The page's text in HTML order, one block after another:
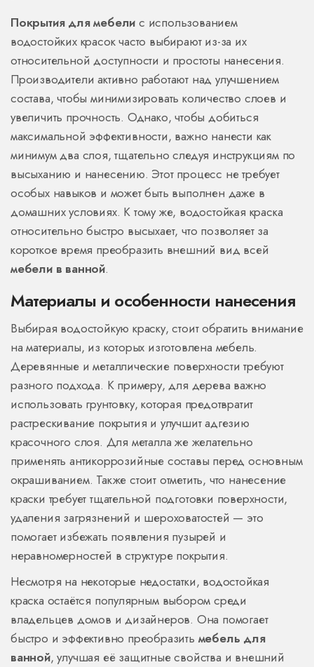
Покрытия для мебели с использованием
водостойких красок часто выбирают из-за их
относительной доступности и простоты нанесения.
Производители активно работают над улучшением
состава, чтобы минимизировать количество слоев и
увеличить прочность. Однако, чтобы добиться
максимальной эффективности, важно нанести как
минимум два слоя, тщательно следуя инструкциям по
высыханию и нанесению. Этот процесс не требует
особых навыков и может быть выполнен даже в
домашних условиях. К тому же, водостойкая краска
относительно быстро высыхает, что позволяет за
короткое время преобразить внешний вид всей
мебели в ванной.
Материалы и особенности нанесения
Выбирая водостойкую краску, стоит обратить внимание
на материалы, из которых изготовлена мебель.
Деревянные и металлические поверхности требуют
разного подхода. К примеру, для дерева важно
использовать грунтовку, которая предотвратит
растрескивание покрытия и улучшит адгезию
красочного слоя. Для металла же желательно
применять антикоррозийные составы перед основным
окрашиванием. Также стоит отметить, что нанесение
краски требует тщательной подготовки поверхности,
удаления загрязнений и шероховатостей — это
помогает избежать появления пузырей и
неравномерностей в структуре покрытия.
Несмотря на некоторые недостатки, водостойкая
краска остаётся популярным выбором среди
владельцев домов и дизайнеров. Она помогает
быстро и эффективно преобразить мебель для
ванной, улучшая её защитные свойства и внешний